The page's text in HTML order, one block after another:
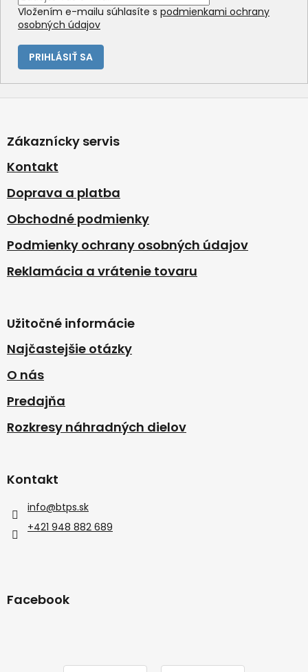
Vložením e-mailu súhlasíte s podmienkami ochrany
osobných údajov
PRIHLÁSIŤ SA
p
ä
e
Zákaznícky servis
Kontakt
Doprava a platba
Obchodné podmienky
Podmienky ochrany osobných údajov
Reklamácia a vrátenie tovaru
Užitočné informácie
Najčastejšie otázky
O nás
Predajňa
Rozkresy náhradných dielov
Kontakt
info@btps.sk
+421 948 882 689
Facebook